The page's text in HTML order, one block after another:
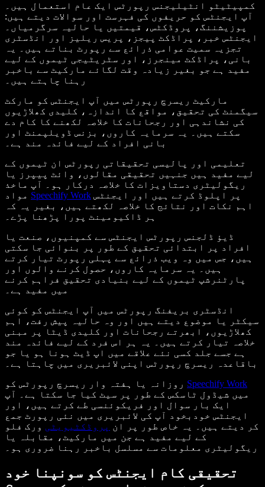
کمپیٹیٹو انٹیلیجنس رپورٹس ایک عام استعمال ہیں۔
آپ ایجنٹس کو حریفوں کی فہرست اور سوالات دیتے ہیں:
پوزیشننگ، پروڈکٹس، قیمتیں یا حالیہ سرگرمیاں۔
ایجنٹس خبر، پراڈکٹ پیجز، پریس ریلیز اور انڈسٹری
تجزیہ سمیت عوامی ذرائع سے رپورٹ بناتے ہیں۔ یہ
بانی، پراڈکٹ مینجرز، اور سٹریٹیجی ٹیموں کے لیے
مفید ہے جو بغیر زیادہ وقت لگائے مارکیٹ سے باخبر
رہنا چاہتے ہیں۔
مارکیٹ ریسرچ رپورٹس میں آپ ایجنٹس کو مارکٹ
سیگمنٹ کی تحقیق، مواقع کا اندازہ، کلیدی کھلاڑیوں
کی نشاندہی اور رجحانات کا خلاصہ لکھنے کا کام دے
سکتے ہیں۔ یہ سرمایہ کاروں، بزنس ڈویلپمنٹ اور
بانی افراد کے لیے فائدہ مند ہے۔
تعلیمی اور پالیسی تحقیقاتی رپورٹس ان ٹیموں کے
لیے مفید ہیں جنہیں تحقیقی مقالوں، وائٹ پیپرز یا
ریگولیٹری دستاویزات کا خلاصہ درکار ہو۔ آپ ماخذ
Speechify Work
اہم نکات اور نتائج کا خلاصہ لکھتے ہیں، بغیر یہ کہ
ہر ڈاکیومینٹ پورا پڑھنا پڑے۔
ڈیؤ ڈلجنس رپورٹس ایجنٹس سے کمپنیوں، صنعت یا
افراد پر ابتدائی تحقیق کے طور پر بنوائی جا سکتی
ہیں، جس میں وہ ویب ذرائع سے پہلی رپورٹ تیار کرتے
ہیں۔ یہ سرمایہ کاروں، حصول کرنے والوں اور
پارٹنرشپ ٹیموں کے لیے بنیادی تحقیق فراہم کرنے
میں مفید ہے۔
انڈسٹری بریفنگ رپورٹس میں آپ ایجنٹس کو کوئی
سیکٹر یا موضوع دیتے ہیں اور وہ حالیہ پیش رفت، اہم
کھلاڑیوں، ابھرتے رجحانات اور کلیدی ڈیٹا پر مبنی
خلاصہ تیار کرتے ہیں۔ یہ ہر اس فرد کے لیے فائدہ مند
ہے جسے جلد کسی نئے علاقے میں اپ ڈیٹ ہونا ہو یا جو
باقاعدہ ریسرچ رپورٹس اپنی لائبریری میں چاہتا ہے۔
Speechify Work
میں شیڈول ٹاسکس کے طور پر سیٹ کیا جا سکتا ہے۔ آپ
ایک بار سوال اور فریکوئنسی طے کرتے ہیں، اور
ایجنٹس خودبخود آپ کی لائبریری میں نئی رپورٹ جمع
کر دیتے ہیں۔ یہ خاص طور پر ان پروڈکٹیویٹی ورک فلو
کے لیے مفید ہے جن میں مارکیٹ، مقابلہ یا
ریگولیٹری معلومات سے مسلسل باخبر رہنا ضروری ہو۔
تحقیقی کام ایجنٹس کو سونپنا خود